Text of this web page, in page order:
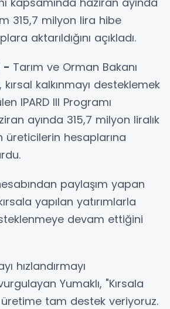
315,7 milyon lira hibe
aktarıldığını açıkladı.
- Tarım ve Orman Bakanı
kırsal kalkınmayı desteklemek
IPARD III Programı
ayında 315,7 milyon liralık
üreticilerin hesaplarına
paylaşım yapan
yapılan yatırımlarla
devam ettiğini
hızlandırmayı
Yumaklı, "Kırsala
üretime tam destek veriyoruz.